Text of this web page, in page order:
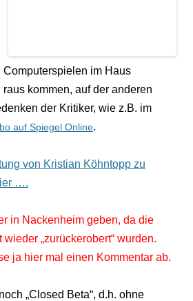
Computerspielen im Haus
kommen, auf der anderen
der Kritiker, wie z.B. im
auf Spiegel Online.
von Kristian Köhntopp zu
….
in Nackenheim geben, da die
„zurückerobert“ wurden.
ja hier mal einen Kommentar ab.
„Closed Beta“, d.h. ohne